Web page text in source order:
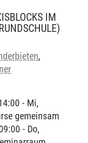
IM
,
- Mi,
gemeinsam
- Do,